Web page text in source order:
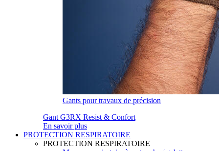
Gants pour travaux de précision
Gant G3RX Resist & Confort
En savoir plus
PROTECTION RESPIRATOIRE
PROTECTION RESPIRATOIRE